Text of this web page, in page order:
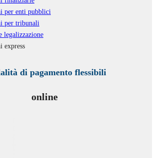
per enti pubblici
per tribunali
legalizzazione
express
di pagamento flessibili
online